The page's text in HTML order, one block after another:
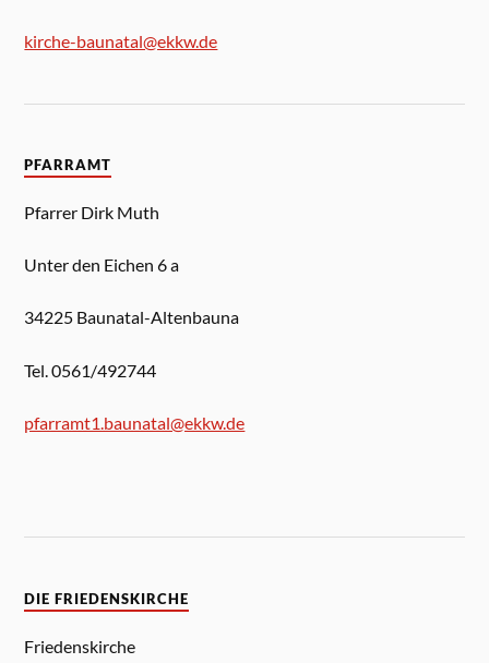
kirche-baunatal@ekkw.de
PFARRAMT
Pfarrer Dirk Muth
Unter den Eichen 6 a
34225 Baunatal-Altenbauna
Tel. 0561/492744
pfarramt1.baunatal@ekkw.de
DIE FRIEDENSKIRCHE
Friedenskirche